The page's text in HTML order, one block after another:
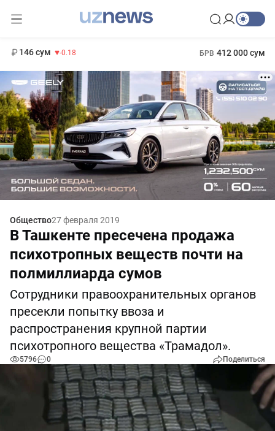
146 сум -0.18 БРВ 412 000 сум
Общество27 февраля 2019
В Ташкенте пресечена продажа
психотропных веществ почти на
полмиллиарда сумов
Сотрудники правоохранительных органов
пресекли попытку ввоза и
распространения крупной партии
психотропного вещества «Трамадол».
5796 0 Поделиться